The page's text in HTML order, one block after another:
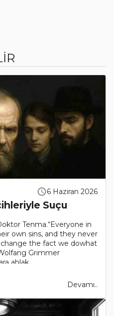
6 Haziran 2026
Suçu
Tenma.“Everyone in
own sins, and they never
the fact we dowhat
Grimmer
ahlak ..
Devamı..